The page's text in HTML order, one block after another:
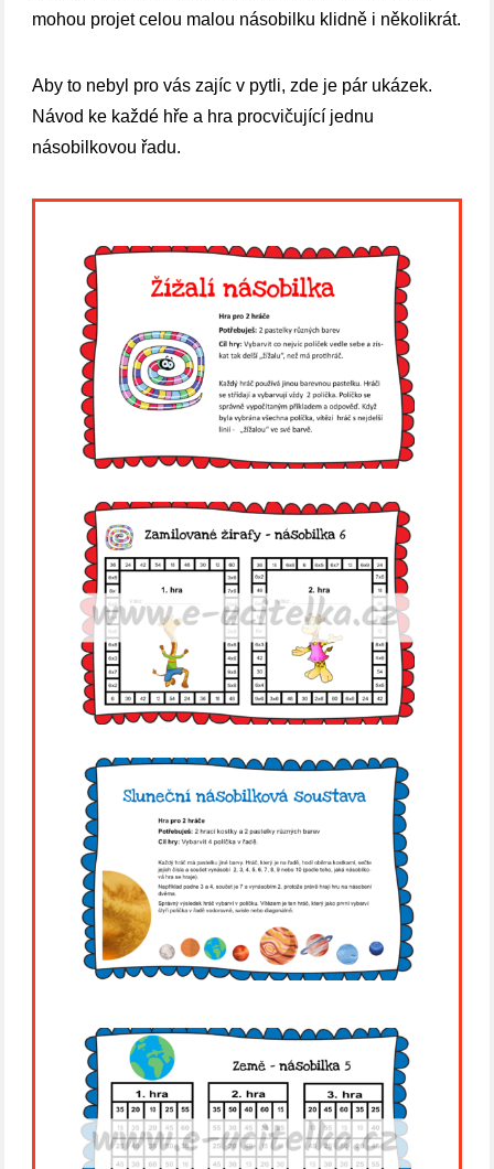
mohou projet celou malou násobilku klidně i několikrát.
Aby to nebyl pro vás zajíc v pytli, zde je pár ukázek.
Návod ke každé hře a hra procvičující jednu
násobilkovou řadu.